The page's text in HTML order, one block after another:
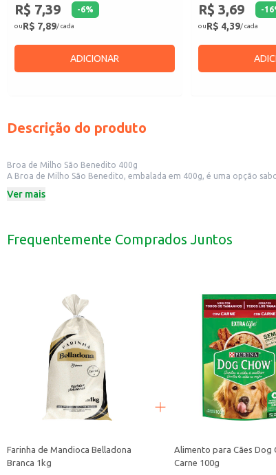
R$ 7,39 -6%
ouR$ 7,89/ cada
ADICIONAR
R$ 3,69 -16
ouR$ 4,39/ cada
Descrição do produto
Broa de Milho São Benedito 400g
A Broa de Milho São Benedito, embalada em 400g, é uma opção
Dicas de Uso:
A Broa de Milho São Benedito é uma escolha prática e saborosa
Ver mais
Frequentemente Comprados Juntos
Farinha de Mandioca Belladona
Branca 1kg
Alimento para Cães Dog
Carne 100g